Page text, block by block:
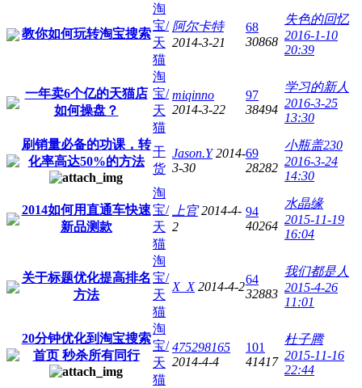
教你如何玩转淘宝搜索
淘
宝/
天
猫
阿尔卡特
2014-3-21
68
30868
失色的回忆
2016-1-10
20:39
一年卖6个亿的天猫店
如何操盘？
淘
宝/
天
猫
miqinno
2014-3-22
97
38494
学习的新人
2016-3-25
13:30
刷销量必备的功课，转
化率高达50%的方法
干
货
Jason.Y 2014-
3-30
69
28282
小瓶盖230
2016-3-24
14:30
2014如何用直通车快速
新品测款
淘
宝/
天
猫
上官 2014-4-
2
94
40264
水晶缘
2015-11-19
16:04
关于标题优化提高排名
方法
淘
宝/
天
猫
X_X 2014-4-2
64
32883
我们都是人
2015-4-26
11:01
20分钟优化到淘宝搜索
首页 秒杀所有同行
淘
宝/
天
猫
475298165
2014-4-4
101
41417
杜子腾
2015-11-16
22:44